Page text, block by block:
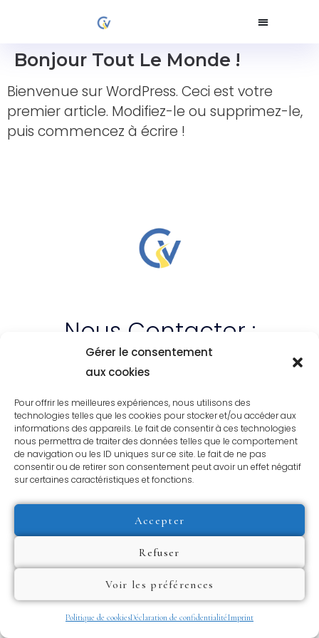
Gérer le consentement
aux cookies
Pour offrir les meilleures expériences, nous utilisons des
technologies telles que les cookies pour stocker et/ou accéder aux
informations des appareils. Le fait de consentir à ces technologies
nous permettra de traiter des données telles que le comportement
de navigation ou les ID uniques sur ce site. Le fait de ne pas
consentir ou de retirer son consentement peut avoir un effet négatif
sur certaines caractéristiques et fonctions.
Accepter
Refuser
Voir les préférences
Politique de cookiesDéclaration de confidentialitéImprint
Bonjour Tout Le Monde !
Bienvenue sur WordPress. Ceci est votre
premier article. Modifiez-le ou supprimez-le,
puis commencez à écrire !
Nous Contacter :
Adresse: 31 Avenue Saint-Rémy – 57600 – Forbach
Mail : culturvia@outlook.com